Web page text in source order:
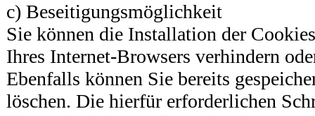
c) Beseitigungsmöglichkeit
Sie können die Installation der
Ihres Internet-Browsers verhindern
Ebenfalls können Sie bereits
löschen. Die hierfür erforderlichen